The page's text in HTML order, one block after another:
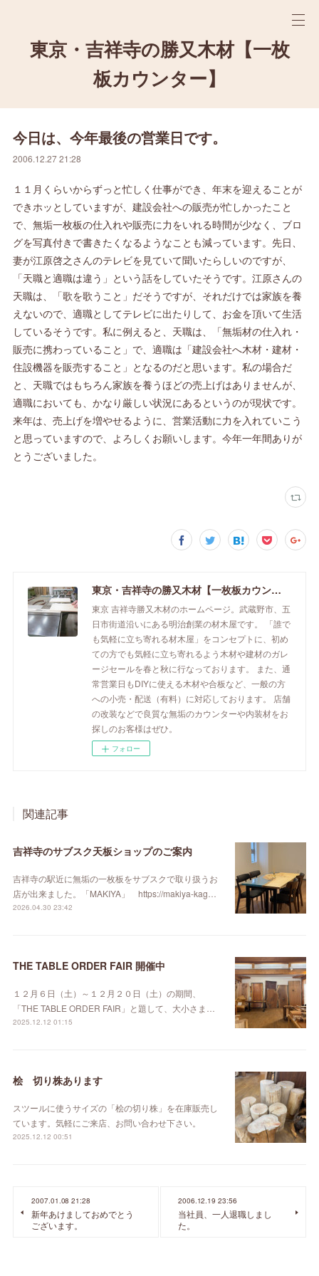
東京・吉祥寺の勝又木材【一枚
板カウンター】
今日は、今年最後の営業日です。
2006.12.27 21:28
１１月くらいからずっと忙しく仕事ができ、年末を迎えることが
できホッとしていますが、建設会社への販売が忙しかったこと
で、無垢一枚板の仕入れや販売に力をいれる時間が少なく、ブロ
グを写真付きで書きたくなるようなことも減っています。先日、
妻が江原啓之さんのテレビを見ていて聞いたらしいのですが、
「天職と適職は違う」という話をしていたそうです。江原さんの
天職は、「歌を歌うこと」だそうですが、それだけでは家族を養
えないので、適職としてテレビに出たりして、お金を頂いて生活
しているそうです。私に例えると、天職は、「無垢材の仕入れ・
販売に携わっていること」で、適職は「建設会社へ木材・建材・
住設機器を販売すること」となるのだと思います。私の場合だ
と、天職ではもちろん家族を養うほどの売上げはありませんが、
適職においても、かなり厳しい状況にあるというのが現状です。
来年は、売上げを増やせるように、営業活動に力を入れていこう
と思っていますので、よろしくお願いします。今年一年間ありが
とうございました。
東京・吉祥寺の勝又木材【一枚板カウンター】
東京 吉祥寺勝又木材のホームページ。武蔵野市、五
日市街道沿いにある明治創業の材木屋です。 「誰で
も気軽に立ち寄れる材木屋」をコンセプトに、初め
ての方でも気軽に立ち寄れるよう木材や建材のガレ
ージセールを春と秋に行なっております。 また、通
常営業日もDIYに使える木材や合板など、一般の方
への小売・配送（有料）に対応しております。 店舗
の改装などで良質な無垢のカウンターや内装材をお
探しのお客様はぜひ。
フォロー
関連記事
吉祥寺のサブスク天板ショップのご案内
吉祥寺の駅近に無垢の一枚板をサブスクで取り扱うお
店が出来ました。「MAKIYA」 https://makiya-kag…
2026.04.30 23:42
THE TABLE ORDER FAIR 開催中
１２月６日（土）～１２月２０日（土）の期間、
「THE TABLE ORDER FAIR」と題して、大小さま…
2025.12.12 01:15
桧 切り株あります
スツールに使うサイズの「桧の切り株」を在庫販売し
ています。気軽にご来店、お問い合わせ下さい。
2025.12.12 00:51
2007.01.08 21:28
新年あけましておめでとう
ございます。
2006.12.19 23:56
当社員、一人退職しまし
た。